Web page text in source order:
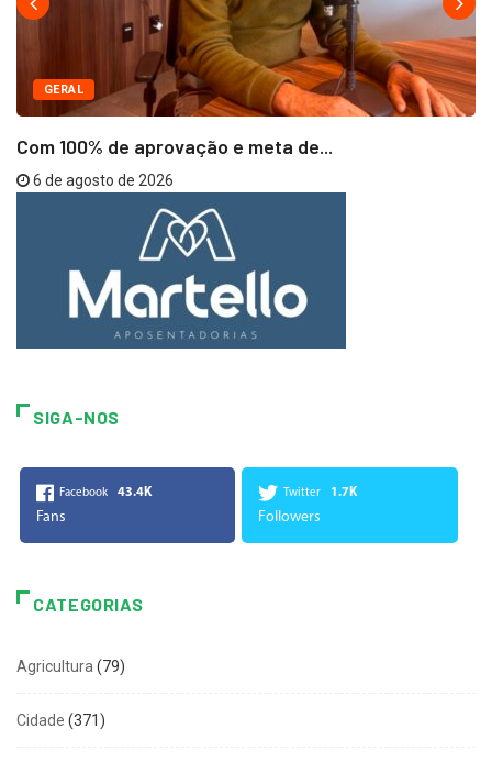
GERAL
Com 100% de aprovação e meta de...
6 de agosto de 2026
SIGA-NOS
Facebook 43.4K
Fans
Twitter 1.7K
Followers
CATEGORIAS
Agricultura(79)
Cidade (371)